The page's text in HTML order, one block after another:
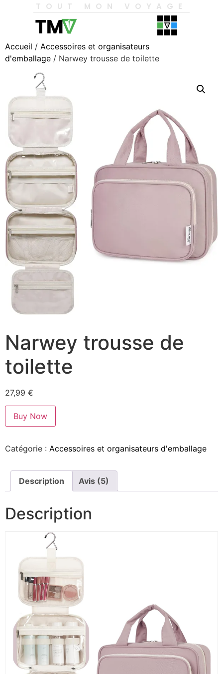
TOUT MON VOYAGE
Accueil / Accessoires et organisateurs
d'emballage / Narwey trousse de toilette
Narwey trousse de
toilette
27,99 €
Buy Now
Catégorie : Accessoires et organisateurs d'emballage
Description Avis (5)
Description